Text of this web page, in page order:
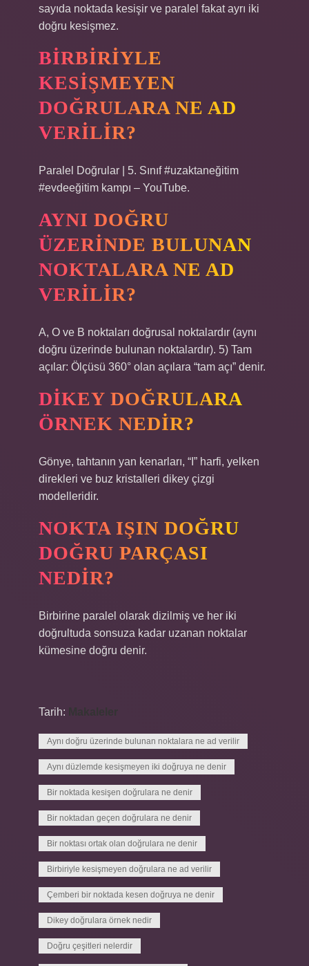
sayıda noktada kesişir ve paralel fakat ayrı iki
doğru kesişmez.
BIRBIRIYLE
KESIŞMEYEN
DOĞRULARA NE AD
VERILIR?
Paralel Doğrular | 5. Sınıf #uzaktaneğitim
#evdeeğitim kampı – YouTube.
AYNI DOĞRU
ÜZERINDE BULUNAN
NOKTALARA NE AD
VERILIR?
A, O ve B noktaları doğrusal noktalardır (aynı
doğru üzerinde bulunan noktalardır). 5) Tam
açılar: Ölçüsü 360° olan açılara “tam açı” denir.
DIKEY DOĞRULARA
ÖRNEK NEDIR?
Gönye, tahtanın yan kenarları, “I” harfi, yelken
direkleri ve buz kristalleri dikey çizgi
modelleridir.
NOKTA IŞIN DOĞRU
DOĞRU PARÇASI
NEDIR?
Birbirine paralel olarak dizilmiş ve her iki
doğrultuda sonsuza kadar uzanan noktalar
kümesine doğru denir.
Tarih:
Aynı doğru üzerinde bulunan noktalara ne ad verilir
Aynı düzlemde kesişmeyen iki doğruya ne denir
Bir noktada kesişen doğrulara ne denir
Bir noktadan geçen doğrulara ne denir
Bir noktası ortak olan doğrulara ne denir
Birbiriyle kesişmeyen doğrulara ne ad verilir
Çemberi bir noktada kesen doğruya ne denir
Dikey doğrulara örnek nedir
Doğru çeşitleri nelerdir